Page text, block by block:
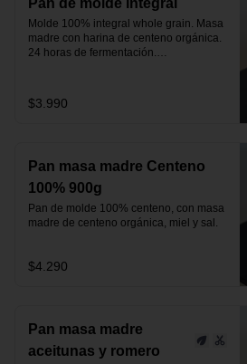
Pan de molde integral
Molde 100% integral whole grain. Masa
madre con harina de centeno orgánica.
24 horas de fermentación.
$3.990
Pan masa madre Centeno
100% 900g
Pan de molde 100% centeno, con masa
madre de centeno orgánica, miel y sal.
$4.290
Pan masa madre
aceitunas y romero